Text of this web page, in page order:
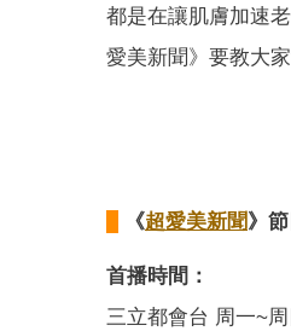
都是在讓肌膚加速
愛美新聞》要教大
《超愛美新聞》
首播時間：
三立都會台 周一~